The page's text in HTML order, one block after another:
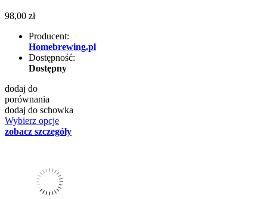
98,00 zł
Producent:
Homebrewing.pl
Dostępność:
Dostępny
dodaj do
porównania
dodaj do schowka
Wybierz opcje
zobacz szczegóły